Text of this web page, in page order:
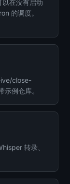
在没有启动
的调度。
close-
例仓库。
转录、